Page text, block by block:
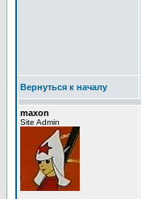
Вернуться к началу
maxon
Site Admin